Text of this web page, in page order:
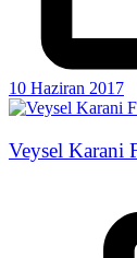
10 Haziran 2017
Veysel Karani